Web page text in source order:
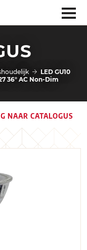
LED GU10
36° AC Non-Dim
NAAR CATALOGUS